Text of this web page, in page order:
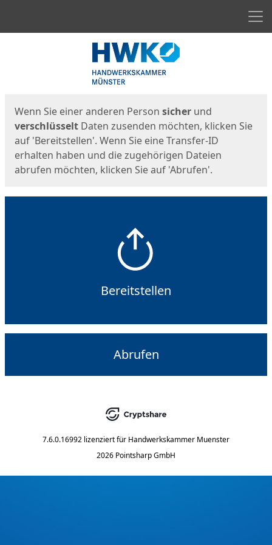
Wenn Sie einer anderen Person sicher und
verschlüsselt Daten zusenden möchten, klicken Sie
auf 'Bereitstellen'. Wenn Sie eine Transfer-ID
erhalten haben und die zugehörigen Dateien
abrufen möchten, klicken Sie auf 'Abrufen'.
Bereitstellen
Abrufen
7.6.0.16992 lizenziert für Handwerkskammer Muenster
2026 Pointsharp GmbH